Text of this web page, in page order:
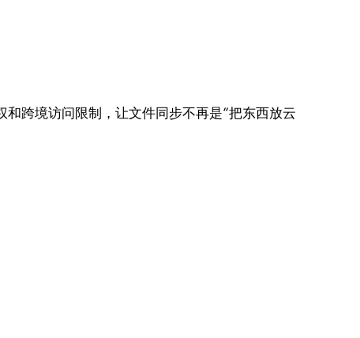
跨境访问限制，让文件同步不再是“把东西放云